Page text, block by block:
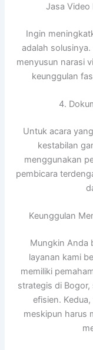
Jasa Video
Ingin
adalah
menyusun narasi
keunggulan
4.
Untuk acara
kestabilan
menggunakan
pembicara
Keunggulan
Mungkin Anda
layanan kami
memiliki
strategis di
efisien.
meskipun harus